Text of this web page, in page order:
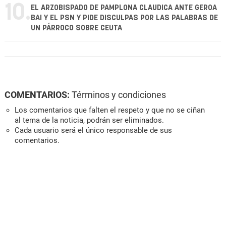
10. EL ARZOBISPADO DE PAMPLONA CLAUDICA ANTE GEROA
BAI Y EL PSN Y PIDE DISCULPAS POR LAS PALABRAS DE
UN PÁRROCO SOBRE CEUTA
COMENTARIOS: Términos y condiciones
Los comentarios que falten el respeto y que no se ciñan
al tema de la noticia, podrán ser eliminados.
Cada usuario será el único responsable de sus
comentarios.